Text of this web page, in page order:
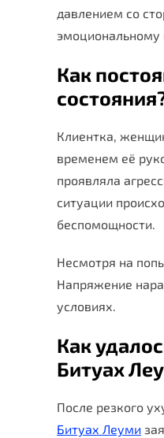
давлением со
эмоциональному
Как
Клиентка,
временем её
проявляла
ситуации
беспомощности.
Несмотря на
Напряжение
условиях.
Как
Битуах
После резкого
Битуах Леуми